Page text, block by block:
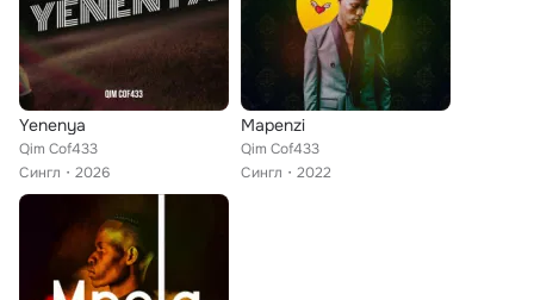
Yenenya
Qim Cof433
Сингл
2026
Mapenzi
Qim Cof433
Сингл
2022